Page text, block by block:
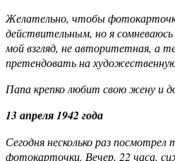
Желательно, чтобы
действительным, но я
мой взгляд, не авторитетная, а
претендовать на
Папа крепко любит свою жену и
13 апреля 1942 года
Сегодня несколько раз
фотокарточки. Вечер, 22 часа,